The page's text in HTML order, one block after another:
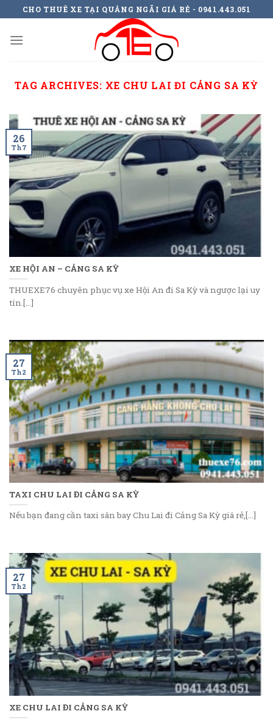
to
content
CHO THUÊ XE TẠI QUẢNG NGÃI GIÁ RẺ - 0941.443.051
TAG ARCHIVES: XE CHU LAI ĐI CẢNG SA KỲ
XE HỘI AN – CẢNG SA KỲ
THUEXE76 chuyên phục vụ xe Hội An đi Sa Kỳ và ngược lại uy
tín.[...]
26
Th7
TAXI CHU LAI ĐI CẢNG SA KỲ
Nếu bạn đang cần taxi sân bay Chu Lai đi Cảng Sa Kỳ giá rẻ,[...]
27
Th2
XE CHU LAI ĐI CẢNG SA KỲ
27
Th2